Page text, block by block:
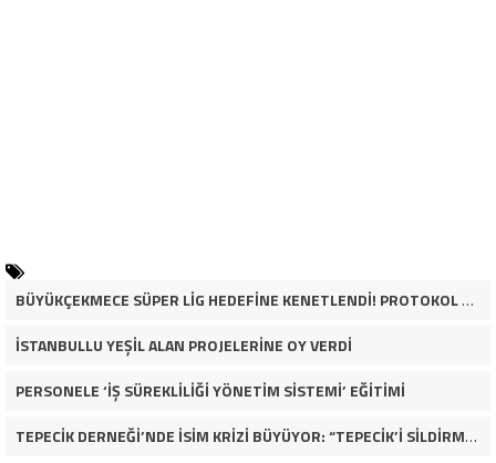
BÜYÜKÇEKMECE SÜPER LİG HEDEFİNE KENETLENDİ! PROTOKOL VE İŞ DÜNYASINDAN BASKETBOL TAKIMINA TAM DESTEK…
İSTANBULLU YEŞİL ALAN PROJELERİNE OY VERDİ
PERSONELE ‘İŞ SÜREKLİLİĞİ YÖNETİM SİSTEMİ’ EĞİTİMİ
TEPECİK DERNEĞİ’NDE İSİM KRİZİ BÜYÜYOR: “TEPECİK’İ SİLDİRMEYECEĞİZ”